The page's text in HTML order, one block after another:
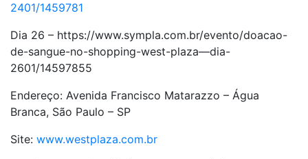
2401/1459781
Dia 26 – https://www.sympla.com.br/evento/doacao-
de-sangue-no-shopping-west-plaza—dia-
2601/14597855
Endereço: Avenida Francisco Matarazzo – Água
Branca, São Paulo – SP
Site: www.westplaza.com.br